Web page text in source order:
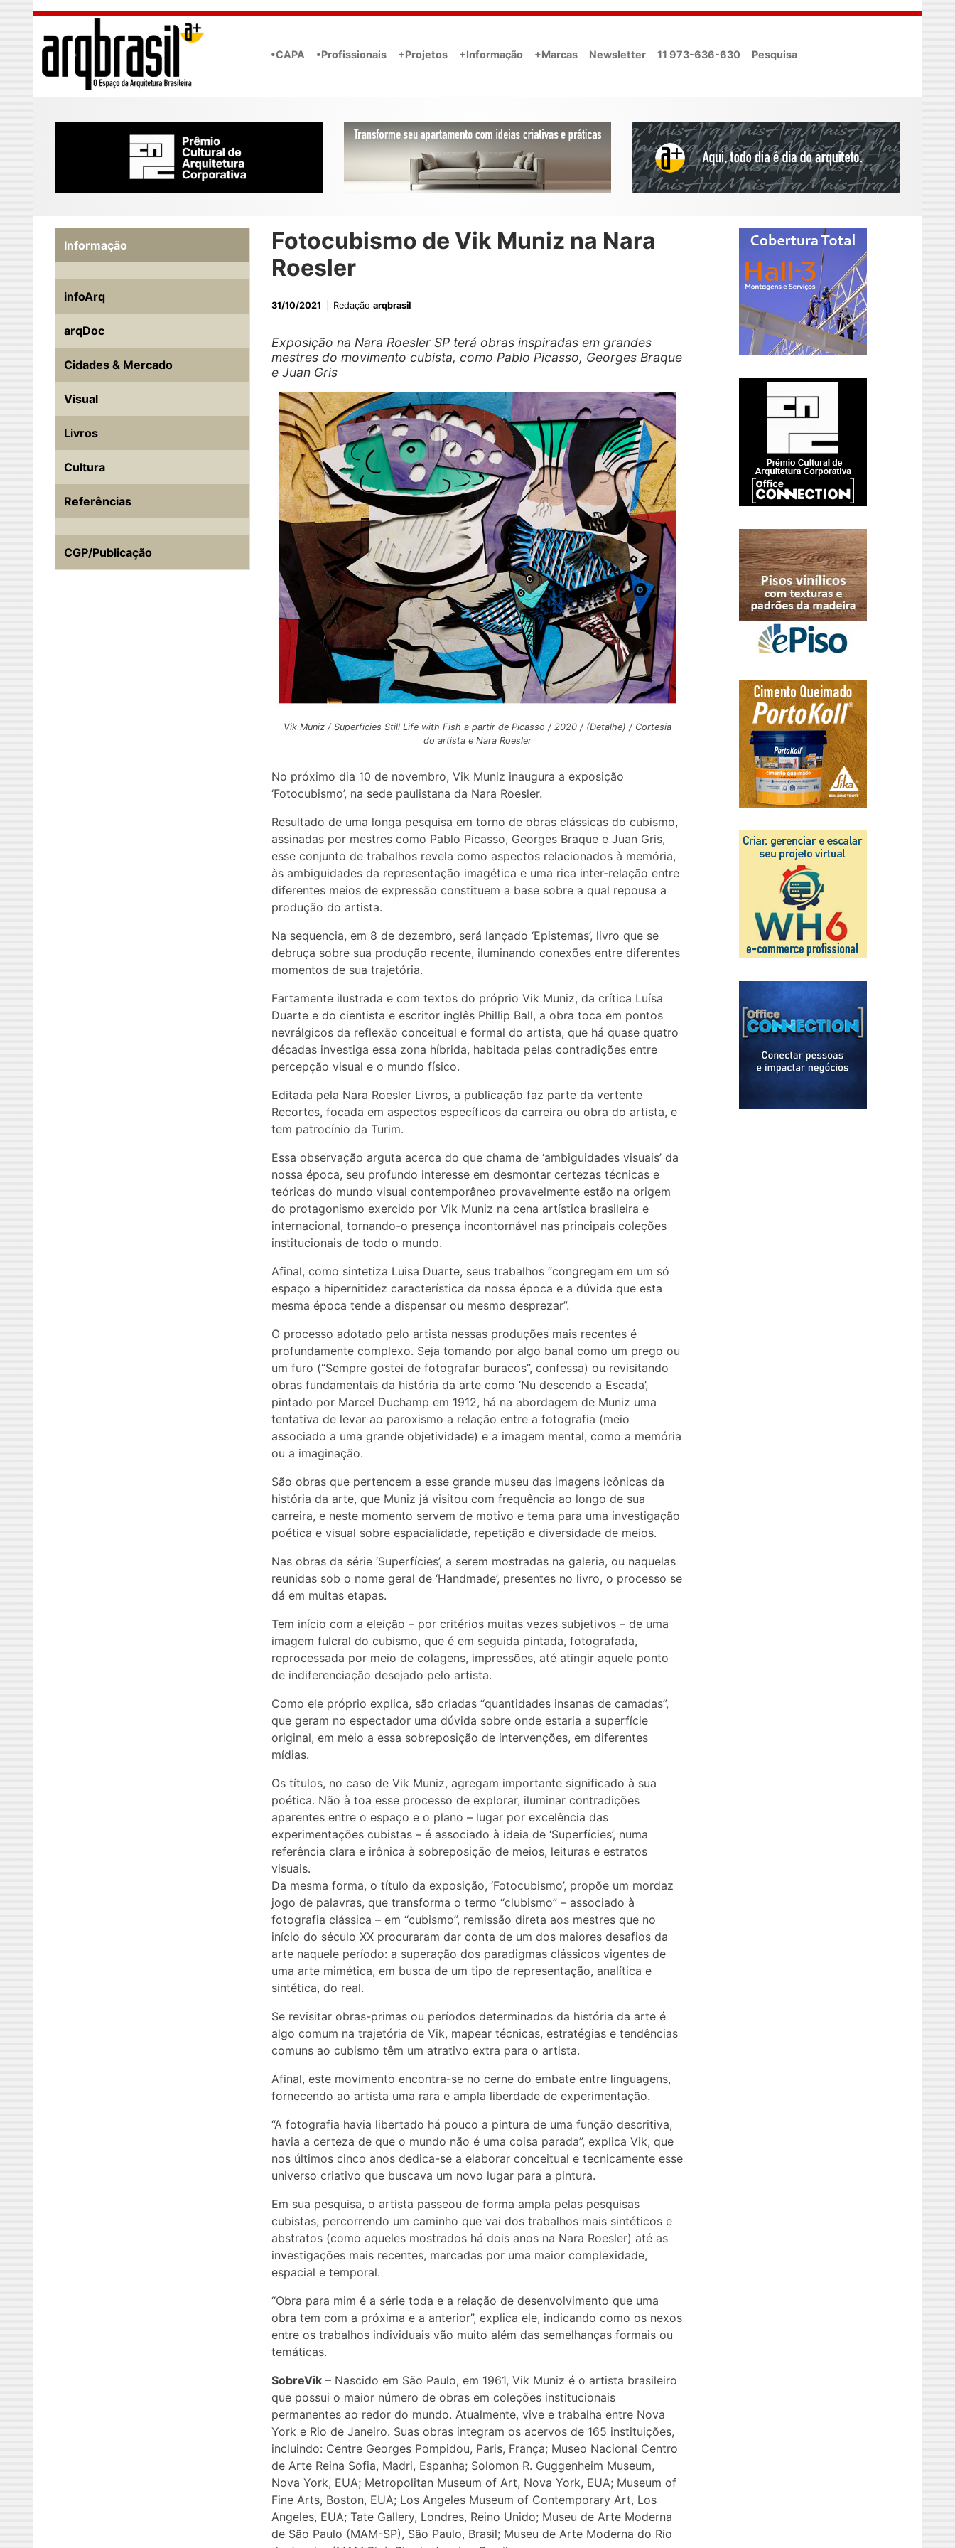
Skip to main content
•CAPA •Profissionais +Projetos +Informação +Marcas Newsletter 11 973-636-630 Pesquisa
Fotocubismo de Vik Muniz na Nara
Roesler
31/10/2021 Redação arqbrasil
Exposição na Nara Roesler SP terá obras inspiradas em grandes
mestres do movimento cubista, como Pablo Picasso, Georges Braque
e Juan Gris
Vik Muniz / Superfícies Still Life with Fish a partir de Picasso / 2020 / (Detalhe) / Cortesia
do artista e Nara Roesler
No próximo dia 10 de novembro, Vik Muniz inaugura a exposição
‘Fotocubismo’, na sede paulistana da Nara Roesler.
Resultado de uma longa pesquisa em torno de obras clássicas do cubismo,
assinadas por mestres como Pablo Picasso, Georges Braque e Juan Gris,
esse conjunto de trabalhos revela como aspectos relacionados à memória,
às ambiguidades da representação imagética e uma rica inter-relação entre
diferentes meios de expressão constituem a base sobre a qual repousa a
produção do artista.
Na sequencia, em 8 de dezembro, será lançado ‘Epistemas’, livro que se
debruça sobre sua produção recente, iluminando conexões entre diferentes
momentos de sua trajetória.
Fartamente ilustrada e com textos do próprio Vik Muniz, da crítica Luísa
Duarte e do cientista e escritor inglês Phillip Ball, a obra toca em pontos
nevrálgicos da reflexão conceitual e formal do artista, que há quase quatro
décadas investiga essa zona híbrida, habitada pelas contradições entre
percepção visual e o mundo físico.
Editada pela Nara Roesler Livros, a publicação faz parte da vertente
Recortes, focada em aspectos específicos da carreira ou obra do artista, e
tem patrocínio da Turim.
Essa observação arguta acerca do que chama de ‘ambiguidades visuais’ da
nossa época, seu profundo interesse em desmontar certezas técnicas e
teóricas do mundo visual contemporâneo provavelmente estão na origem
do protagonismo exercido por Vik Muniz na cena artística brasileira e
internacional, tornando-o presença incontornável nas principais coleções
institucionais de todo o mundo.
Afinal, como sintetiza Luisa Duarte, seus trabalhos “congregam em um só
espaço a hipernitidez característica da nossa época e a dúvida que esta
mesma época tende a dispensar ou mesmo desprezar”.
O processo adotado pelo artista nessas produções mais recentes é
profundamente complexo. Seja tomando por algo banal como um prego ou
um furo (“Sempre gostei de fotografar buracos”, confessa) ou revisitando
obras fundamentais da história da arte como ‘Nu descendo a Escada’,
pintado por Marcel Duchamp em 1912, há na abordagem de Muniz uma
tentativa de levar ao paroxismo a relação entre a fotografia (meio
associado a uma grande objetividade) e a imagem mental, como a memória
ou a imaginação.
São obras que pertencem a esse grande museu das imagens icônicas da
história da arte, que Muniz já visitou com frequência ao longo de sua
carreira, e neste momento servem de motivo e tema para uma investigação
poética e visual sobre espacialidade, repetição e diversidade de meios.
Nas obras da série ‘Superfícies’, a serem mostradas na galeria, ou naquelas
reunidas sob o nome geral de ‘Handmade’, presentes no livro, o processo se
dá em muitas etapas.
Tem início com a eleição – por critérios muitas vezes subjetivos – de uma
imagem fulcral do cubismo, que é em seguida pintada, fotografada,
reprocessada por meio de colagens, impressões, até atingir aquele ponto
de indiferenciação desejado pelo artista.
Como ele próprio explica, são criadas “quantidades insanas de camadas”,
que geram no espectador uma dúvida sobre onde estaria a superfície
original, em meio a essa sobreposição de intervenções, em diferentes
mídias.
Os títulos, no caso de Vik Muniz, agregam importante significado à sua
poética. Não à toa esse processo de explorar, iluminar contradições
aparentes entre o espaço e o plano – lugar por excelência das
experimentações cubistas – é associado à ideia de ‘Superfícies’, numa
referência clara e irônica à sobreposição de meios, leituras e estratos
visuais.
Da mesma forma, o título da exposição, ‘Fotocubismo’, propõe um mordaz
jogo de palavras, que transforma o termo “clubismo” – associado à
fotografia clássica – em “cubismo”, remissão direta aos mestres que no
início do século XX procuraram dar conta de um dos maiores desafios da
arte naquele período: a superação dos paradigmas clássicos vigentes de
uma arte mimética, em busca de um tipo de representação, analítica e
sintética, do real.
Se revisitar obras-primas ou períodos determinados da história da arte é
algo comum na trajetória de Vik, mapear técnicas, estratégias e tendências
comuns ao cubismo têm um atrativo extra para o artista.
Afinal, este movimento encontra-se no cerne do embate entre linguagens,
fornecendo ao artista uma rara e ampla liberdade de experimentação.
“A fotografia havia libertado há pouco a pintura de uma função descritiva,
havia a certeza de que o mundo não é uma coisa parada”, explica Vik, que
nos últimos cinco anos dedica-se a elaborar conceitual e tecnicamente esse
universo criativo que buscava um novo lugar para a pintura.
Em sua pesquisa, o artista passeou de forma ampla pelas pesquisas
cubistas, percorrendo um caminho que vai dos trabalhos mais sintéticos e
abstratos (como aqueles mostrados há dois anos na Nara Roesler) até as
investigações mais recentes, marcadas por uma maior complexidade,
espacial e temporal.
“Obra para mim é a série toda e a relação de desenvolvimento que uma
obra tem com a próxima e a anterior”, explica ele, indicando como os nexos
entre os trabalhos individuais vão muito além das semelhanças formais ou
temáticas.
SobreVik – Nascido em São Paulo, em 1961, Vik Muniz é o artista brasileiro
que possui o maior número de obras em coleções institucionais
permanentes ao redor do mundo. Atualmente, vive e trabalha entre Nova
York e Rio de Janeiro. Suas obras integram os acervos de 165 instituições,
incluindo: Centre Georges Pompidou, Paris, França; Museo Nacional Centro
de Arte Reina Sofia, Madri, Espanha; Solomon R. Guggenheim Museum,
Nova York, EUA; Metropolitan Museum of Art, Nova York, EUA; Museum of
Fine Arts, Boston, EUA; Los Angeles Museum of Contemporary Art, Los
Angeles, EUA; Tate Gallery, Londres, Reino Unido; Museu de Arte Moderna
de São Paulo (MAM-SP), São Paulo, Brasil; Museu de Arte Moderna do Rio
Informação
infoArq
arqDoc
Cidades & Mercado
Visual
Livros
Cultura
Referências
CGP/Publicação